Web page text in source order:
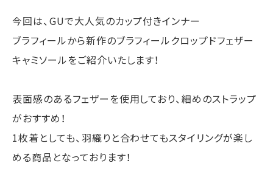
今回は、GUで大人気のカップ付きインナー
ブラフィールから新作のブラフィールクロップドフェザー
キャミソールをご紹介いたします！
表面感のあるフェザーを使用しており、細めのストラップ
がおすすめ！
1枚着としても、羽織りと合わせてもスタイリングが楽し
める商品となっております！